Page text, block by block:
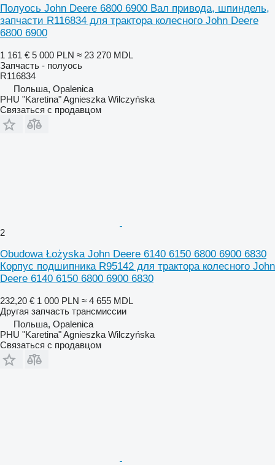
Полуось John Deere 6800 6900 Вал привода, шпиндель,
запчасти R116834 для трактора колесного John Deere
6800 6900
1 161 € 5 000 PLN ≈ 23 270 MDL
Запчасть - полуось
R116834
Польша, Opalenica
PHU "Karetina" Agnieszka Wilczyńska
Связаться с продавцом
2
Obudowa Łożyska John Deere 6140 6150 6800 6900 6830
Корпус подшипника R95142 для трактора колесного John
Deere 6140 6150 6800 6900 6830
232,20 € 1 000 PLN ≈ 4 655 MDL
Другая запчасть трансмиссии
Польша, Opalenica
PHU "Karetina" Agnieszka Wilczyńska
Связаться с продавцом